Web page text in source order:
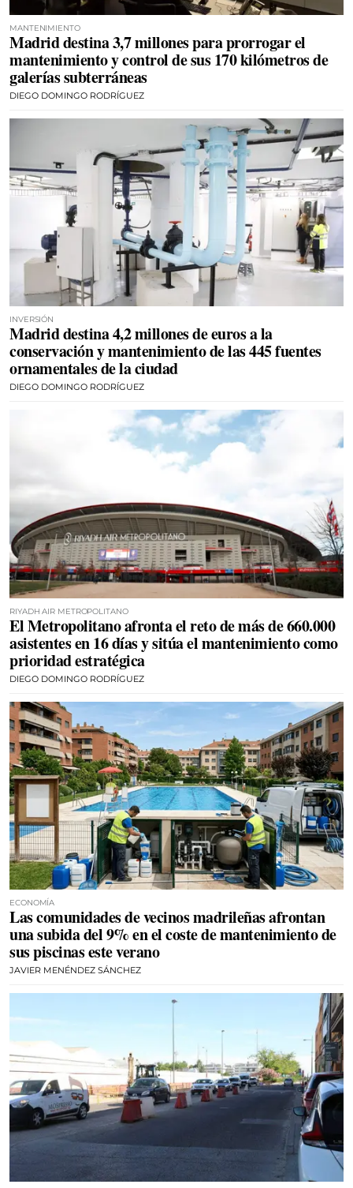
MANTENIMIENTO
Madrid destina 3,7 millones para prorrogar el
mantenimiento y control de sus 170 kilómetros de
galerías subterráneas
DIEGO DOMINGO RODRÍGUEZ
INVERSIÓN
Madrid destina 4,2 millones de euros a la
conservación y mantenimiento de las 445 fuentes
ornamentales de la ciudad
DIEGO DOMINGO RODRÍGUEZ
RIYADH AIR METROPOLITANO
El Metropolitano afronta el reto de más de 660.000
asistentes en 16 días y sitúa el mantenimiento como
prioridad estratégica
DIEGO DOMINGO RODRÍGUEZ
ECONOMÍA
Las comunidades de vecinos madrileñas afrontan
una subida del 9% en el coste de mantenimiento de
sus piscinas este verano
JAVIER MENÉNDEZ SÁNCHEZ